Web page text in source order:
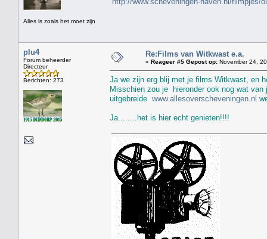
Alles is zoals het moet zijn
plu4
Forum beheerder
Directeur
Berichten: 273
Re:Films van Witkwast e.a.
« Reageer #5 Gepost op: November 24,
Ja we zijn erg blij met je films Witkwast, en
Misschien zou je hieronder ook nog wat van
uitgebreide www.allesoverscheveningen.nl
Ja........het is hier echt genieten!!!!